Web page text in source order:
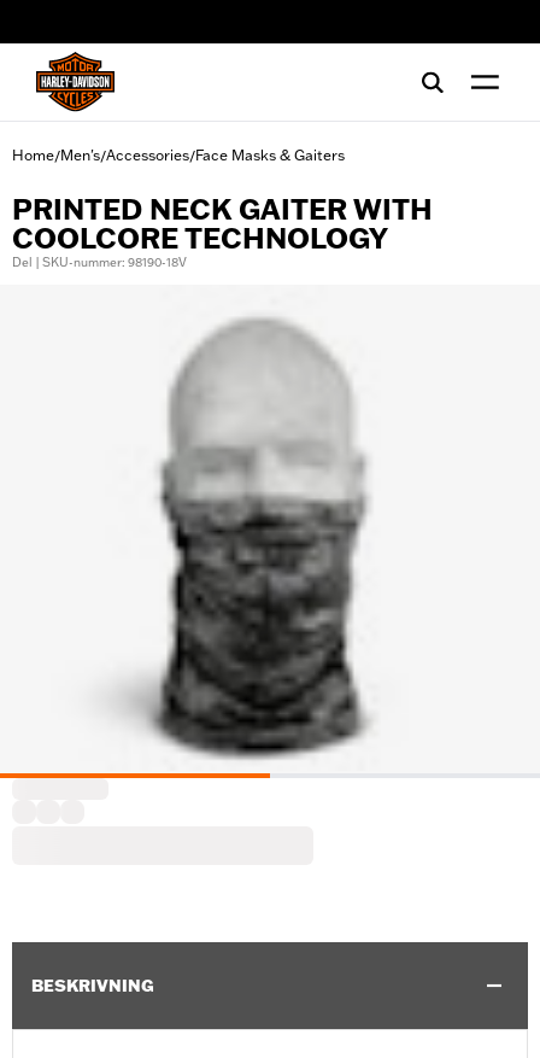
Home/Men's/Accessories/Face Masks & Gaiters
PRINTED NECK GAITER WITH
COOLCORE TECHNOLOGY
Del | SKU-nummer: 98190-18V
BESKRIVNING